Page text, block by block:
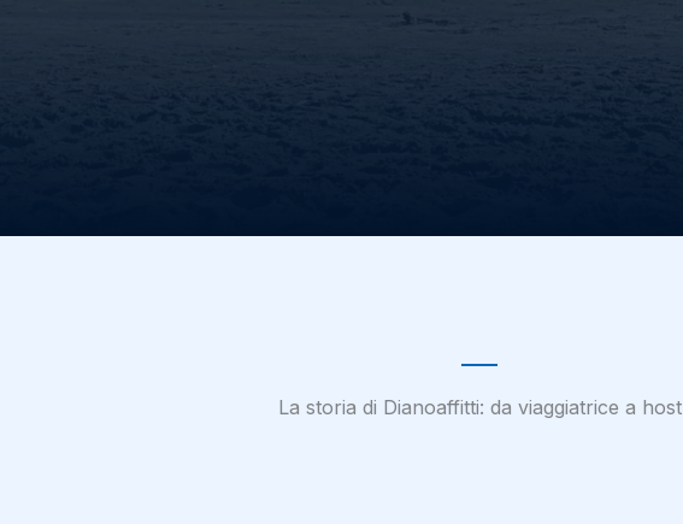
La storia di Dianoaffitti: da viaggiatrice a host